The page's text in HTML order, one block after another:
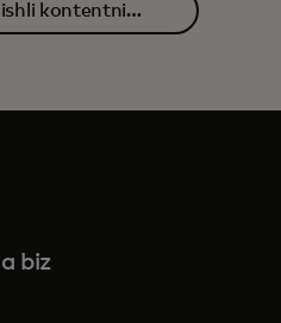
kontentni
biz